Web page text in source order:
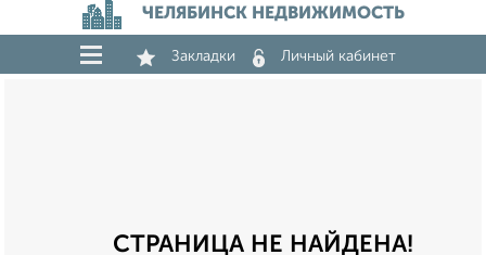
ЧЕЛЯБИНСК НЕДВИЖИМОСТЬ
Закладки Личный кабинет
СТРАНИЦА НЕ НАЙДЕНА!